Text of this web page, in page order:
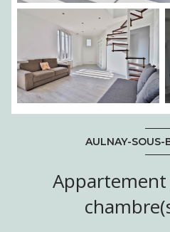
AULNAY-SOUS-
Appartement 3 pièce(s) 2